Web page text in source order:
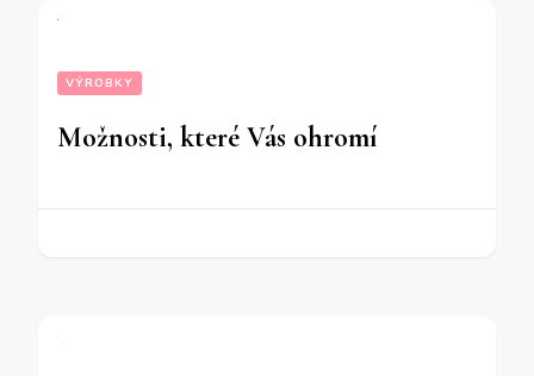
VÝROBKY
Možnosti, které Vás ohromí